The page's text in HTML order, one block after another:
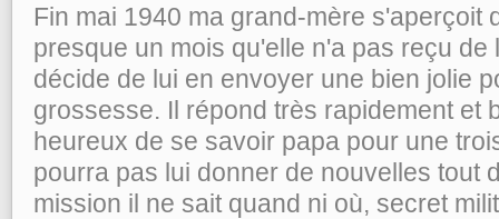
Fin mai 1940 ma grand-mère s'aperçoit
presque un mois qu'elle n'a pas reçu de
décide de lui en envoyer une bien jolie
grossesse. Il répond très rapidement et
heureux de se savoir papa pour une
pourra pas lui donner de nouvelles tout
mission il ne sait quand ni où, secret